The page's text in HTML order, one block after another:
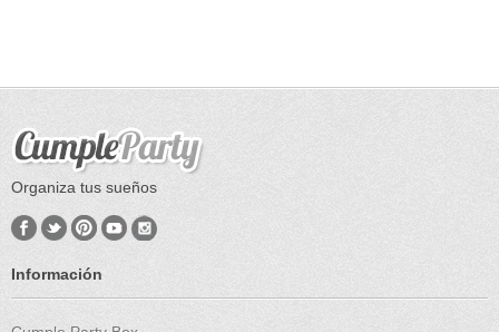
Organiza tus sueños
Información